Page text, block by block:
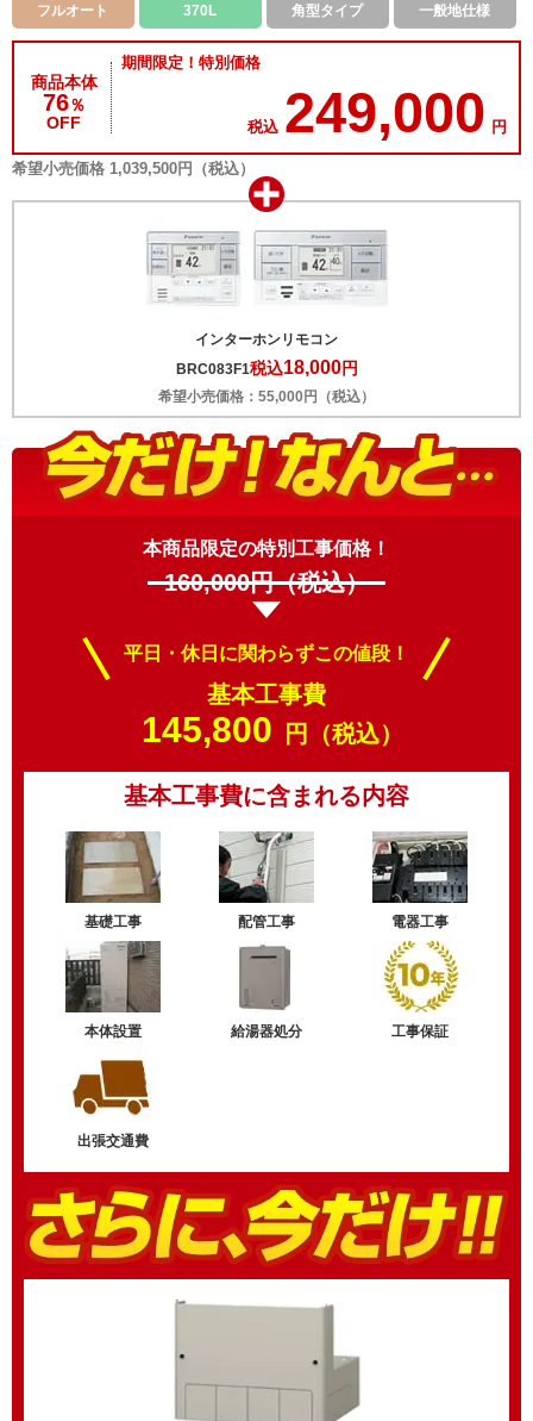
フルオート 370L 角型タイプ 一般地仕様
商品本体
76％
OFF
期間限定！特別価格
税込 249,000 円
希望小売価格 1,039,500円（税込）
インターホンリモコン
BRC083F1税込18,000円
希望小売価格：55,000円（税込）
本商品限定の特別工事価格！
160,000円（税込）
平日・休日に関わらずこの値段！
基本工事費
145,800 円（税込）
基本工事費に含まれる内容
基礎工事 配管工事 電器工事
本体設置 給湯器処分 工事保証
出張交通費